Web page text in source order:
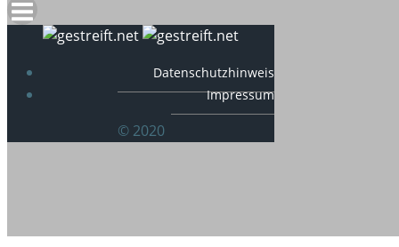
Datenschutzhinweis
Impressum
© 2020